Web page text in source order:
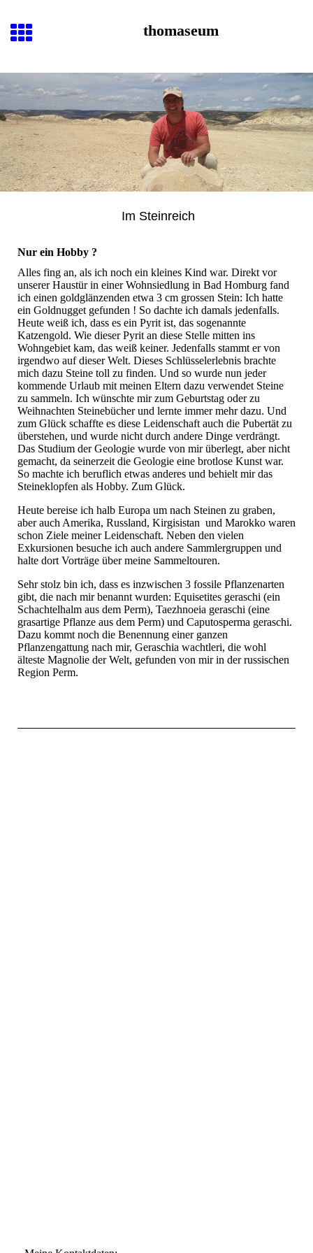
thomaseum
Im Steinreich
Nur ein Hobby ?
Alles fing an, als ich noch ein kleines Kind war. Direkt vor
unserer Haustür in einer Wohnsiedlung in Bad Homburg fand
ich einen goldglänzenden etwa 3 cm grossen Stein: Ich hatte
ein Goldnugget gefunden ! So dachte ich damals jedenfalls.
Heute weiß ich, dass es ein Pyrit ist, das sogenannte
Katzengold. Wie dieser Pyrit an diese Stelle mitten ins
Wohngebiet kam, das weiß keiner. Jedenfalls stammt er von
irgendwo auf dieser Welt. Dieses Schlüsselerlebnis brachte
mich dazu Steine toll zu finden. Und so wurde nun jeder
kommende Urlaub mit meinen Eltern dazu verwendet Steine
zu sammeln. Ich wünschte mir zum Geburtstag oder zu
Weihnachten Steinebücher und lernte immer mehr dazu. Und
zum Glück schaffte es diese Leidenschaft auch die Pubertät zu
überstehen, und wurde nicht durch andere Dinge verdrängt.
Das Studium der Geologie wurde von mir überlegt, aber nicht
gemacht, da seinerzeit die Geologie eine brotlose Kunst war.
So machte ich beruflich etwas anderes und behielt mir das
Steineklopfen als Hobby. Zum Glück.
Heute bereise ich halb Europa um nach Steinen zu graben,
aber auch Amerika, Russland, Kirgisistan und Marokko waren
schon Ziele meiner Leidenschaft. Neben den vielen
Exkursionen besuche ich auch andere Sammlergruppen und
halte dort Vorträge über meine Sammeltouren.
Sehr stolz bin ich, dass es inzwischen 3 fossile Pflanzenarten
gibt, die nach mir benannt wurden: Equisetites geraschi (ein
Schachtelhalm aus dem Perm), Taezhnoeia geraschi (eine
grasartige Pflanze aus dem Perm) und Caputosperma geraschi.
Dazu kommt noch die Benennung einer ganzen
Pflanzengattung nach mir, Geraschia wachtleri, die wohl
älteste Magnolie der Welt, gefunden von mir in der russischen
Region Perm.